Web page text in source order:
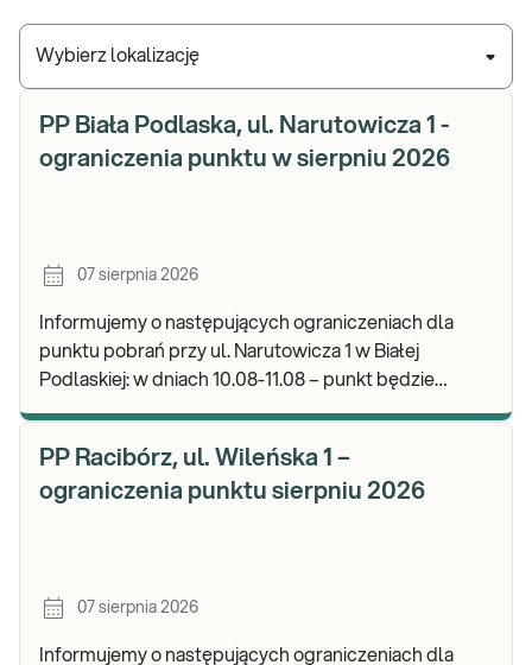
Wybierz lokalizację
PP Biała Podlaska, ul. Narutowicza 1 -
ograniczenia punktu w sierpniu 2026
07 sierpnia 2026
Informujemy o następujących ograniczeniach dla
punktu pobrań przy ul. Narutowicza 1 w Białej
Podlaskiej: w dniach 10.08-11.08 – punkt będzie
PP Racibórz, ul. Wileńska 1 –
ograniczenia punktu sierpniu 2026
07 sierpnia 2026
Informujemy o następujących ograniczeniach dla